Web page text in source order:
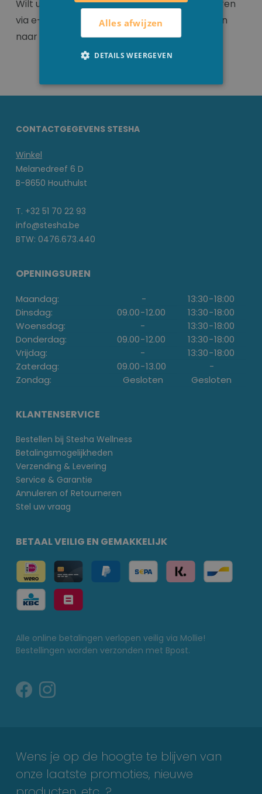
Wilt u meer informatie? U kunt ons contacteren
via e-mail naar info@stesha.be of via telefoon
naar 051/70 22 93.
CONTACTGEGEVENS STESHA
Winkel
Melanedreef 6 D
B-8650 Houthulst
T. +32 51 70 22 93
info@stesha.be
BTW: 0476.673.440
OPENINGSUREN
Maandag: - 13:30-18:00
Dinsdag:
09.00-12.00 13:30-18:00
Woensdag:
- 13:30-18:00
Donderdag:
09.00-12.00 13:30-18:00
Vrijdag:
- 13:30-18:00
Zaterdag:
09.00-13.00
-
Zondag:
Gesloten Gesloten
KLANTENSERVICE
Bestellen bij Stesha Wellness
Betalingsmogelijkheden
Verzending & Levering
Service & Garantie
Annuleren of Retourneren
Stel uw vraag
BETAAL VEILIG EN GEMAKKELIJK
Alle online betalingen verlopen veilig via Mollie!
Bestellingen worden verzonden met Bpost.
Wens je op de hoogte te blijven van
onze laatste promoties, nieuwe
Alles afwijzen
DETAILS WEERGEVEN